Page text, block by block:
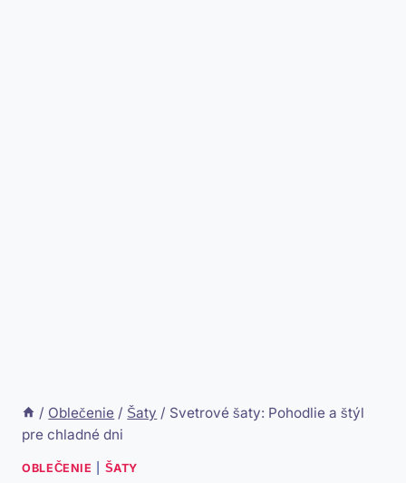
/ Oblečenie / Šaty / Svetrové šaty: Pohodlie a štýl
pre chladné dni
OBLEČENIE ŠATY